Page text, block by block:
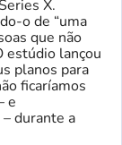
X.
o de “uma
que não
estúdio lançou
planos para
ficaríamos
e
durante a